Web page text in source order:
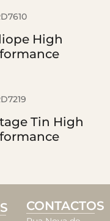
High
Tin High
CONTACTOS